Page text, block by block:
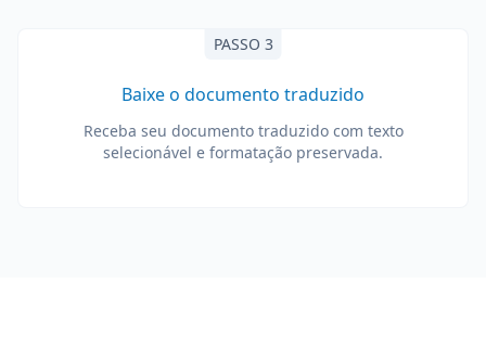
PASSO 3
Baixe o documento traduzido
Receba seu documento traduzido com texto
selecionável e formatação preservada.